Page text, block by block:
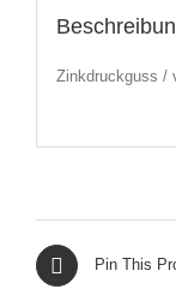
Zinkdruckguss /
Pin This